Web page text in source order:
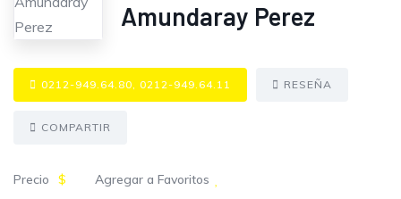
Amundaray Perez
0212-949.64.80, 0212-949.64.11 RESEÑA
COMPARTIR
Precio $ Agregar a Favoritos